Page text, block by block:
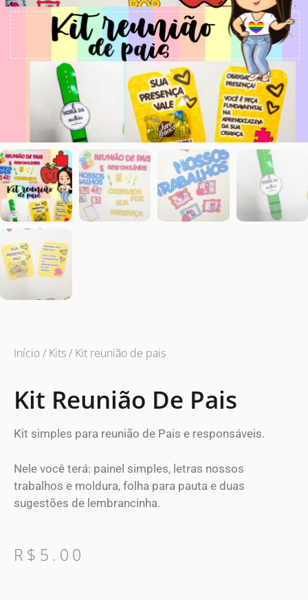
Início/ Kits/ Kit reunião de pais
Kit Reunião De Pais
Kit simples para reunião de Pais e responsáveis.
Nele você terá: painel simples, letras nossos
trabalhos e moldura, folha para pauta e duas
sugestões de lembrancinha.
R$ 5.00